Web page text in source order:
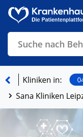
Suche nach
Kliniken in: